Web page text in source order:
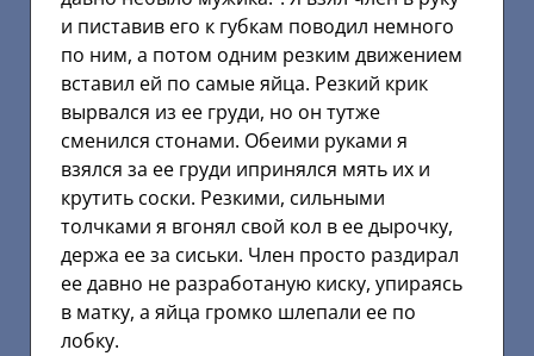
и пиставив его к губкам поводил немного
по ним, а потом одним резким движением
вставил ей по самые яйца. Резкий крик
вырвался из ее груди, но он тутже
сменился стонами. Обеими руками я
взялся за ее груди ипринялся мять их и
крутить соски. Резкими, сильными
толчками я вгонял свой кол в ее дырочку,
держа ее за сиськи. Член просто раздирал
ее давно не разработаную киску, упираясь
в матку, а яйца громко шлепали ее по
лобку.